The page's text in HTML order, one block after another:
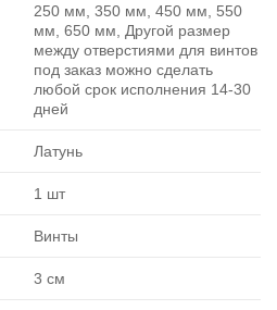
250 мм, 350 мм, 450 мм, 550
мм, 650 мм, Другой размер
между отверстиями для винтов
под заказ можно сделать
любой срок исполнения 14-30
дней
Латунь
1 шт
Винты
3 см